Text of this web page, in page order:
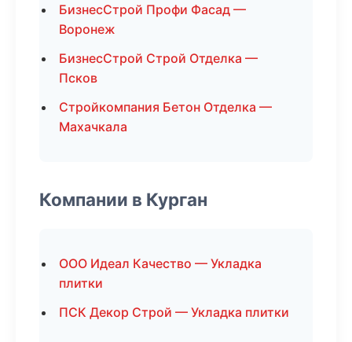
БизнесСтрой Профи Фасад —
Воронеж
БизнесСтрой Строй Отделка —
Псков
Стройкомпания Бетон Отделка —
Махачкала
Компании в Курган
ООО Идеал Качество — Укладка
плитки
ПСК Декор Строй — Укладка плитки